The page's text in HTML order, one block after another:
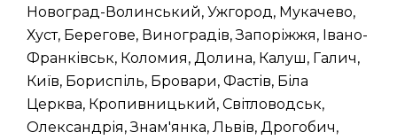
Новоград-Волинський, Ужгород, Мукачево,
Хуст, Берегове, Виноградів, Запоріжжя, Івано-
Франківськ, Коломия, Долина, Калуш, Галич,
Київ, Бориспіль, Бровари, Фастів, Біла
Церква, Кропивницький, Світловодськ,
Олександрія, Знам'янка, Львів, Дрогобич,